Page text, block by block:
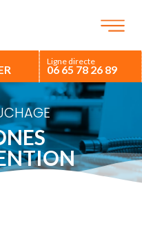
Ligne directe
06 65 78 26 89